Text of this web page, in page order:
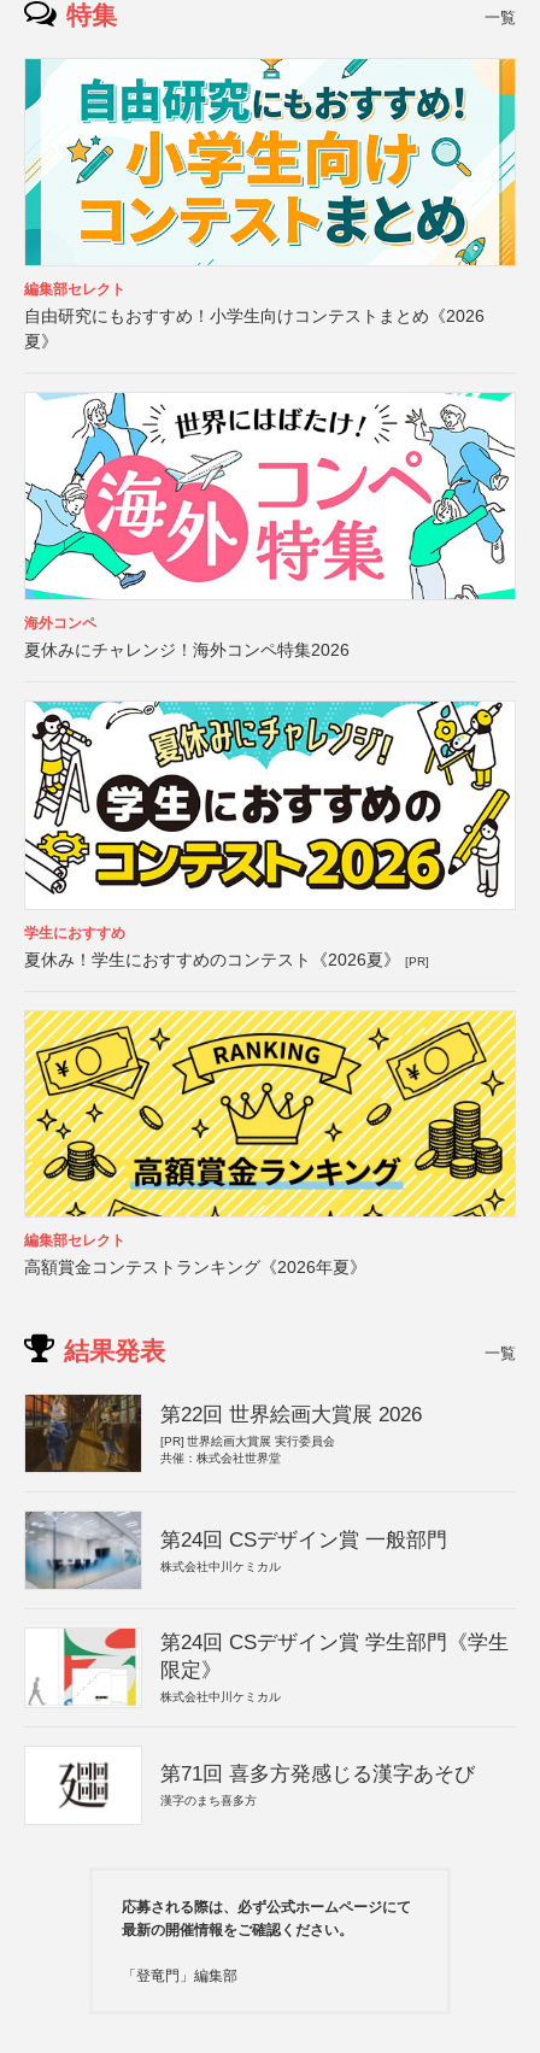
特集 一覧
編集部セレクト
自由研究にもおすすめ！小学生向けコンテストまとめ《2026
夏》
海外コンペ
夏休みにチャレンジ！海外コンペ特集2026
学生におすすめ
夏休み！学生におすすめのコンテスト《2026夏》 [PR]
編集部セレクト
高額賞金コンテストランキング《2026年夏》
結果発表 一覧
第22回 世界絵画大賞展 2026
[PR] 世界絵画大賞展 実行委員会
共催：株式会社世界堂
第24回 CSデザイン賞 一般部門
株式会社中川ケミカル
第24回 CSデザイン賞 学生部門《学生
限定》
株式会社中川ケミカル
第71回 喜多方発感じる漢字あそび
漢字のまち喜多方
応募される際は、必ず公式ホームページにて
最新の開催情報をご確認ください。
「登竜門」編集部